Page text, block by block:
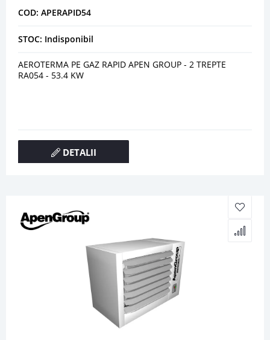
COD: APERAPID54
STOC: Indisponibil
AEROTERMA PE GAZ RAPID APEN GROUP - 2 TREPTE
RA054 - 53.4 KW
DETALII